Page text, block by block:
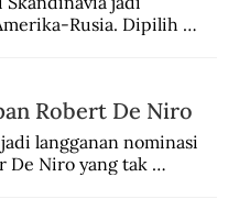
Rusia. Dipilih
Robert De Niro
langganan nominasi
De Niro yang tak